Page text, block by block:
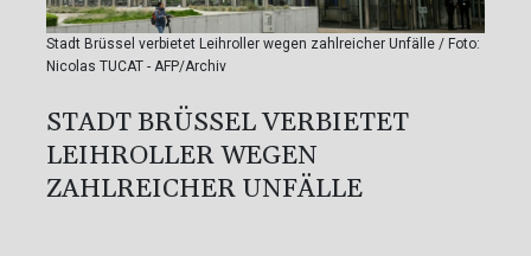
Stadt Brüssel verbietet Leihroller wegen zahlreicher Unfälle / Foto:
Nicolas TUCAT - AFP/Archiv
STADT BRÜSSEL VERBIETET
LEIHROLLER WEGEN
ZAHLREICHER UNFÄLLE